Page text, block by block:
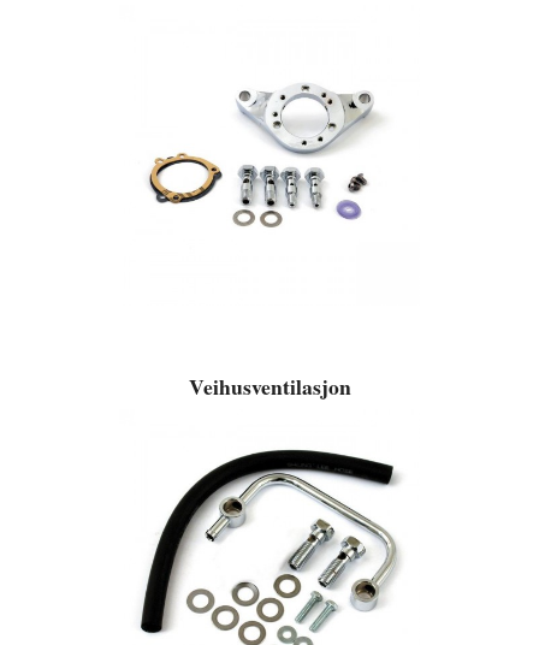
Veihusventilasjon